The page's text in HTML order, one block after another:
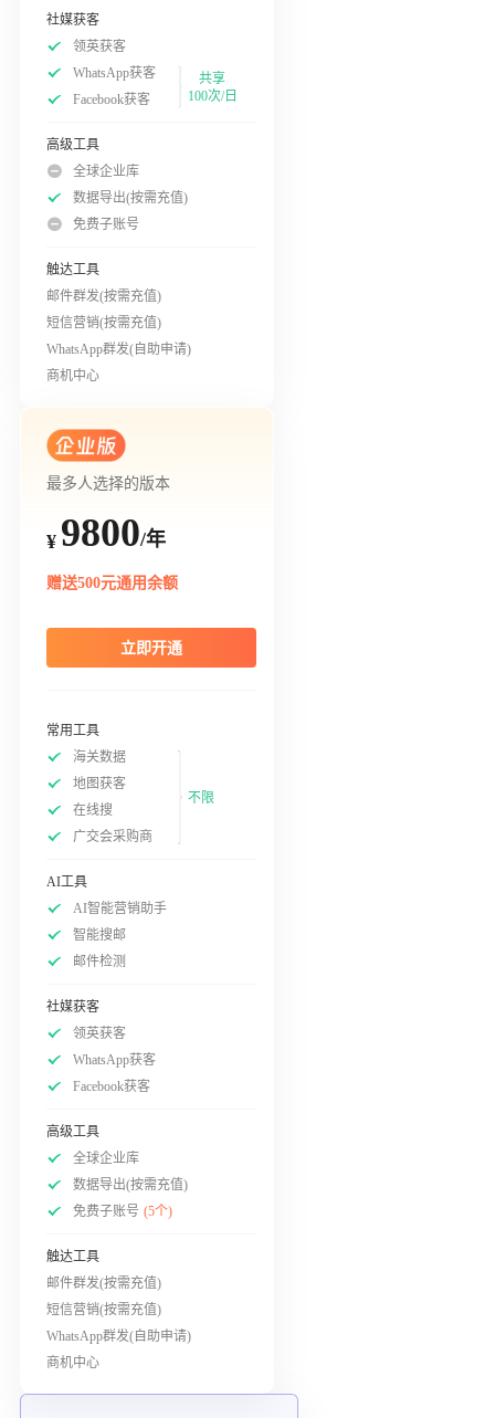
社媒获客
领英获客
WhatsApp获客
Facebook获客
共享
100次/日
高级工具
全球企业库
数据导出(按需充值)
免费子账号
触达工具
邮件群发(按需充值)
短信营销(按需充值)
WhatsApp群发(自助申请)
商机中心
最多人选择的版本
¥ 9800/年
赠送500元通用余额
立即开通
常用工具
海关数据
地图获客
在线搜
广交会采购商
不限
AI工具
AI智能营销助手
智能搜邮
邮件检测
社媒获客
领英获客
WhatsApp获客
Facebook获客
高级工具
全球企业库
数据导出(按需充值)
免费子账号 (5个)
触达工具
邮件群发(按需充值)
短信营销(按需充值)
WhatsApp群发(自助申请)
商机中心